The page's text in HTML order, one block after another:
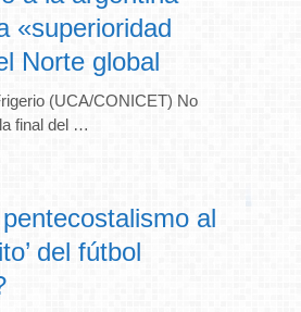
«superioridad
Norte global
(UCA/CONICET) No
final del …
al
del fútbol